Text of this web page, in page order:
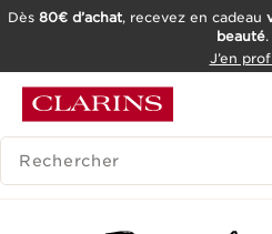
OUTIL D'ACCESSIBILITÉ
Dès 80€ d’achat, recevez en cadeau
beauté.
J’en
HISTORIQUE DES RECHERCHES